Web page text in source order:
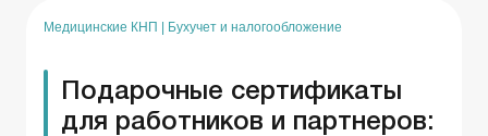
Медицинские КНП Бухучет и налогообложение
Подарочные сертификаты
для работников и партнеров: